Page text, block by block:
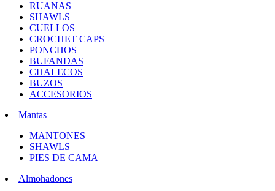
RUANAS
SHAWLS
CUELLOS
CROCHET CAPS
PONCHOS
BUFANDAS
CHALECOS
BUZOS
ACCESORIOS
Mantas
MANTONES
SHAWLS
PIES DE CAMA
Almohadones